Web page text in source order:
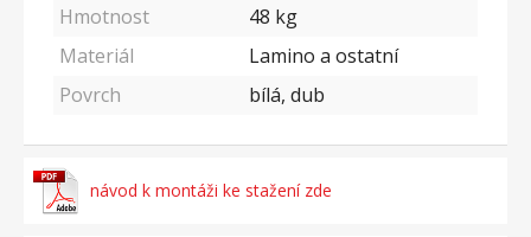
Hmotnost
48 kg
Materiál
Lamino a ostatní
Povrch
bílá, dub
návod k montáži ke stažení zde